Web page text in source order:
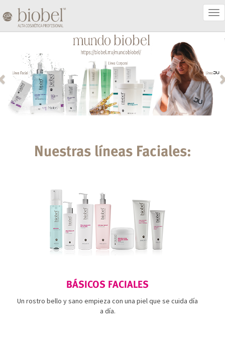
Nuestras líneas Faciales:
BÁSICOS FACIALES
Un rostro bello y sano empieza con una piel que se cuida día
a día.